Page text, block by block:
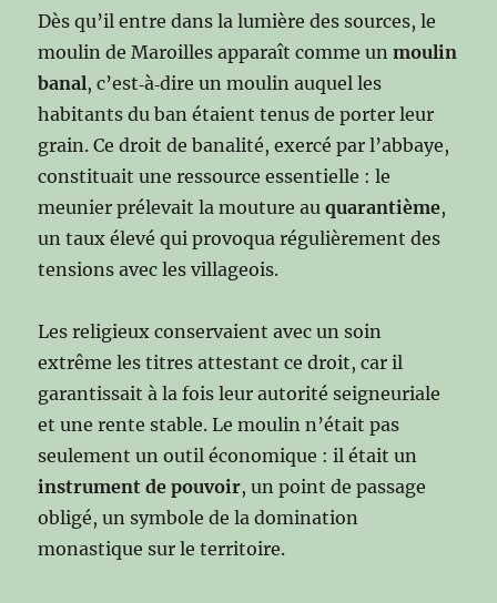
Dès qu’il entre dans la lumière des sources, le
moulin de Maroilles apparaît comme unmoulin
banal, c’est‑à‑dire un moulin auquel les
habitants du ban étaient tenus de porter leur
grain. Ce droit de banalité, exercé par l’abbaye,
constituait une ressource essentielle : le
meunier prélevait la mouture auquarantième,
un taux élevé qui provoqua régulièrement des
tensions avec les villageois.
Les religieux conservaient avec un soin
extrême les titres attestant ce droit, car il
garantissait à la fois leur autorité seigneuriale
et une rente stable. Le moulin n’était pas
seulement un outil économique : il était un
instrument de pouvoir, un point de passage
obligé, un symbole de la domination
monastique sur le territoire.